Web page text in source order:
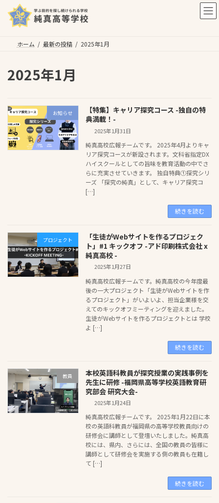
ホーム 最新の投稿 2025年1月
2025年1月
お知らせ
【特集】キャリア探究コース -独自の特
典満載！-
2025年1月31日
純真高校広報チームです。 2025年4月よりキャ
リア探究コースが新設されます。文科省指定DX
ハイスクールとしての旨味を教育活動の中でさ
らに充実させていきます。 独自特典①探究シリ
ーズ 「探究の純真」として、キャリア探究コ
[…]
続きを読む
プロジェクト
「生徒がWebサイトを作るプロジェク
ト」#1 キックオフ -アド印刷株式会社 x
純真高校 -
2025年1月27日
純真高校広報チームです。純真高校の今年度最
後の一大プロジェクト「生徒がWebサイトを作
るプロジェクト」がいよいよ、担当企業様を交
えてのキックオフミーティングを迎えました。
生徒がWebサイトを作るプロジェクトとは 学校
よ […]
続きを読む
教員
本校英語科教員が探究授業の実践事例を
先生に研修 -福岡県高等学校英語教育研
究部会 研究大会-
2025年1月24日
純真高校広報チームです。 2025年1月22日に本
校の英語科教員が福岡県の高等学校教員向けの
研修会に講師として登壇いたしました。純真高
校には、県内、さらには、全国の教員の皆様に
講師として研修会を実施する側の教員も在籍し
て […]
続きを読む